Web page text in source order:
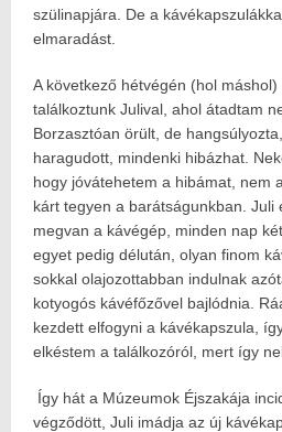
szülinapjára. De a
elmaradást.
A következő hétvégén (hol
találkoztunk Julival, ahol átadtam
Borzasztóan örült, de
haragudott, mindenki hibázhat.
hogy jóvátehetem a hibámat, nem
kárt tegyen a barátságunkban. Juli
megvan a kávégép, minden nap
egyet pedig délután, olyan finom
sokkal olajozottabban indulnak
kotyogós kávéfőzővel bajlódnia.
kezdett elfogyni a kávékapszula,
elkéstem a találkozóról, mert így
Így hát a Múzeumok Éjszakája
végződött, Juli imádja az új